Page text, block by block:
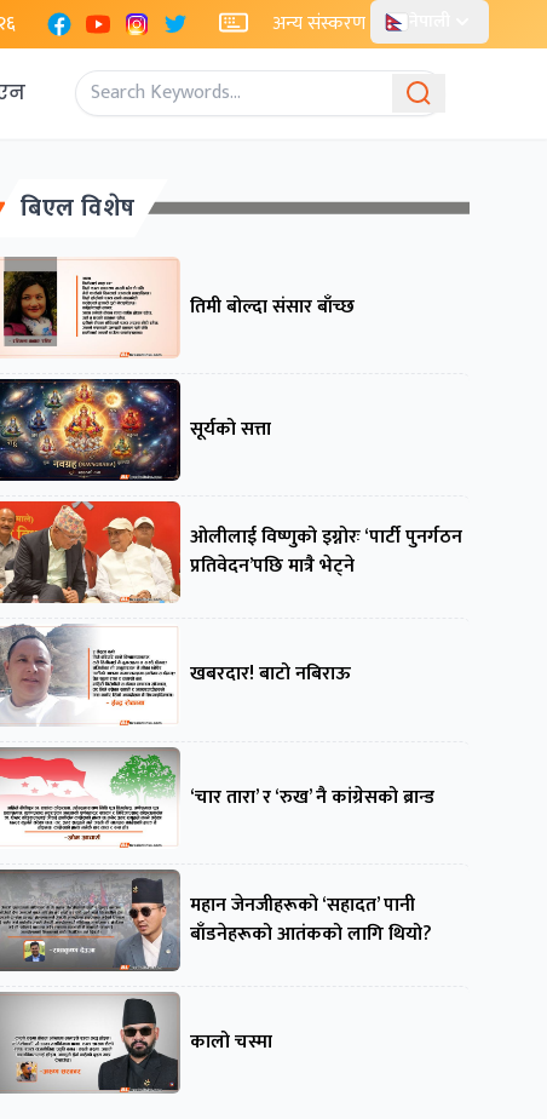
FacebookYouTubeInstagram
X अन्य संस्करण
बिएल विशेष
तिमी बोल्दा संसार बाँच्छ
सूर्यको सत्ता
ओलीलाई विष्णुको इग्नोरः ‘पार्टी पुनर्गठन
प्रतिवेदन’पछि मात्रै भेट्ने
खबरदार! बाटो नबिराऊ
‘चार तारा’ र ‘रुख’ नै कांग्रेसको ब्रान्ड
महान जेनजीहरूको ‘सहादत’ पानी
बाँडनेहरूको आतंकको लागि थियो?
कालो चस्मा